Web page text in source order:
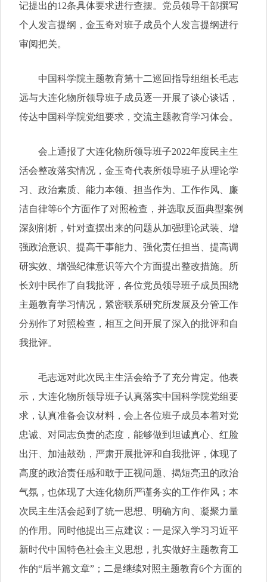
记提出的12条具体要求进行查摆。党员领导干部撰写
个人发言提纲，金玉奇对班子成员个人发言提纲进行
审阅把关。
中国科学院主题教育第十二巡回指导组组长毛志
远与大连化物所领导班子成员逐一开展了谈心谈话，
传达中国科学院党组要求，交流主题教育学习体会。
会上通报了大连化物所领导班子2022年度民主生
活会整改落实情况，金玉奇代表所领导班子从理论学
习、政治素质、能力本领、担当作为、工作作风、廉
洁自律等6个方面作了对照检查，并选取反面典型案例
深刻剖析，针对查摆出来的问题从加强理论武装、增
强政治意识、提高干事能力、强化责任担当、提高调
研实效、增强纪律意识等六个方面提出整改措施。所
长刘中民作了自我批评，各位党员领导班子成员围绕
主题教育学习情况，紧密联系研究所发展及分管工作
分别作了对照检查，相互之间开展了深入的批评和自
我批评。
毛志远对此次民主生活会给予了充分肯定。他表
示，大连化物所领导班子认真落实中国科学院党组要
求，认真准备会议材料，会上各位班子成员本着对党
忠诚、对同志负责的态度，能够做到坦诚真心、红脸
出汗、加油鼓劲，严肃开展批评和自我批评，体现了
高度的政治责任感和敢于正视问题、揭短亮丑的政治
气氛，也体现了大连化物所严谨务实的工作作风；本
次民主生活会起到了统一思想、明确方向、凝聚力量
的作用。同时他提出三点建议：一是深入学习习近平
新时代中国特色社会主义思想，扎实做好主题教育工
作的“后半篇文章”；二是继续对照主题教育6个方面的